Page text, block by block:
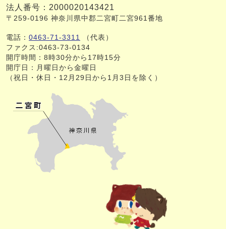
法人番号：2000020143421
〒259-0196 神奈川県中郡二宮町二宮961番地
電話： 0463-71-3311 （代表）
ファクス:0463-73-0134
開庁時間：8時30分から17時15分
開庁日：月曜日から金曜日
（祝日・休日・12月29日から1月3日を除く）